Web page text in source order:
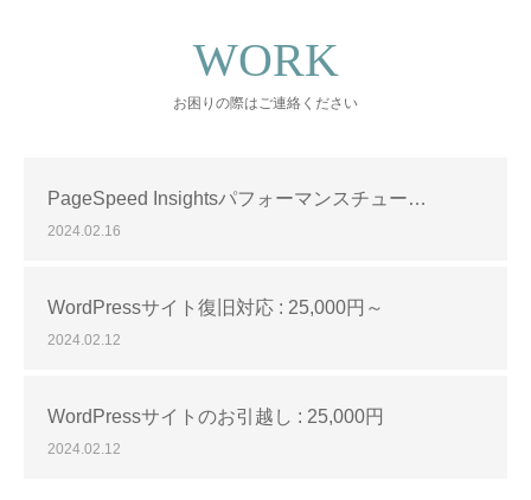
WORK
お困りの際はご連絡ください
PageSpeed Insightsパフォーマンスチュー…
2024.02.16
WordPressサイト復旧対応 : 25,000円～
2024.02.12
WordPressサイトのお引越し : 25,000円
2024.02.12